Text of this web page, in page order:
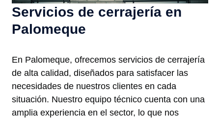
Servicios de cerrajería en
Palomeque
En Palomeque, ofrecemos servicios de cerrajería
de alta calidad, diseñados para satisfacer las
necesidades de nuestros clientes en cada
situación. Nuestro equipo técnico cuenta con una
amplia experiencia en el sector, lo que nos